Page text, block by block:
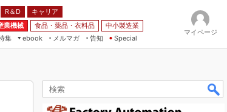
R＆D
キャリア
業機械 食品・薬品・衣料品
中小製造業
集
ebook
メルマガ
告知 Special
マイページ